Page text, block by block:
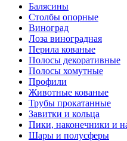
Балясины
Столбы опорные
Виноград
Лоза виноградная
Перила кованые
Полосы декоративные
Полосы хомутные
Профили
Животные кованые
Трубы прокатанные
Завитки и кольца
Пики, наконечники и
Шары и полусферы